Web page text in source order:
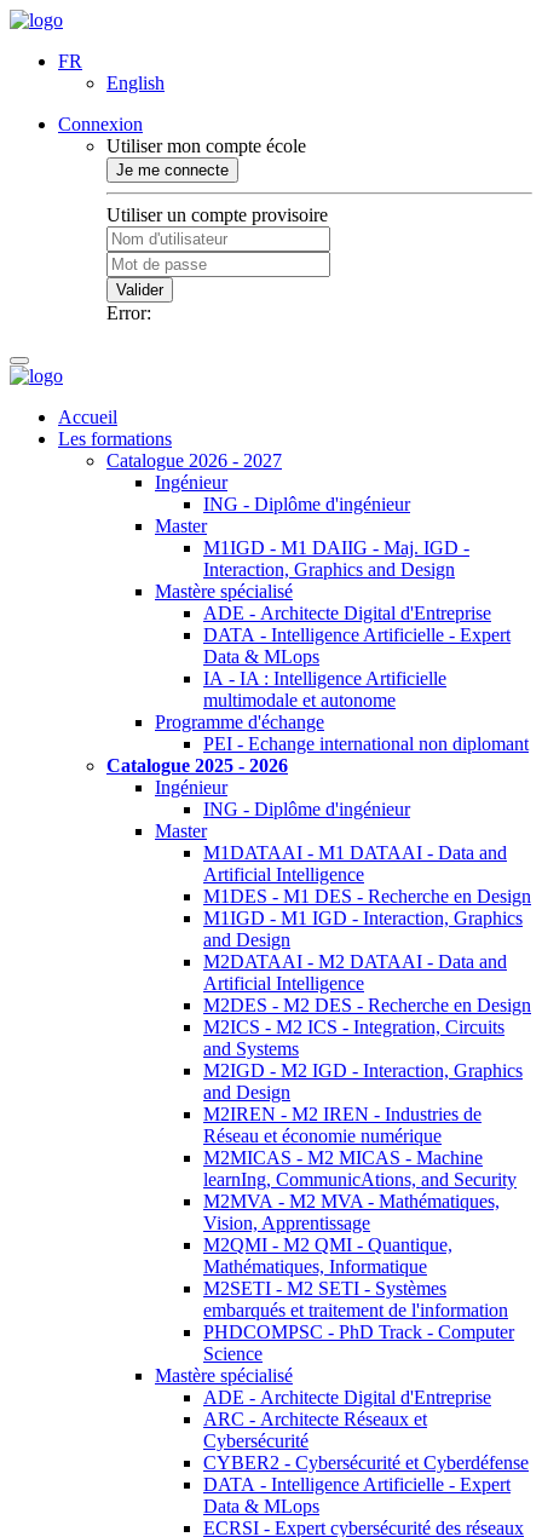
FR
English
Connexion
Utiliser mon compte école
Je me connecte
Utiliser un compte provisoire
Valider
Error:
Accueil
Les formations
Catalogue 2026 - 2027
Ingénieur
ING - Diplôme d'ingénieur
Master
M1IGD - M1 DAIIG - Maj. IGD -
Interaction, Graphics and Design
Mastère spécialisé
ADE - Architecte Digital d'Entreprise
DATA - Intelligence Artificielle - Expert
Data & MLops
IA - IA : Intelligence Artificielle
multimodale et autonome
Programme d'échange
PEI - Echange international non diplomant
Catalogue 2025 - 2026
Ingénieur
ING - Diplôme d'ingénieur
Master
M1DATAAI - M1 DATAAI - Data and
Artificial Intelligence
M1DES - M1 DES - Recherche en Design
M1IGD - M1 IGD - Interaction, Graphics
and Design
M2DATAAI - M2 DATAAI - Data and
Artificial Intelligence
M2DES - M2 DES - Recherche en Design
M2ICS - M2 ICS - Integration, Circuits
and Systems
M2IGD - M2 IGD - Interaction, Graphics
and Design
M2IREN - M2 IREN - Industries de
Réseau et économie numérique
M2MICAS - M2 MICAS - Machine
learnIng, CommunicAtions, and Security
M2MVA - M2 MVA - Mathématiques,
Vision, Apprentissage
M2QMI - M2 QMI - Quantique,
Mathématiques, Informatique
M2SETI - M2 SETI - Systèmes
embarqués et traitement de l'information
PHDCOMPSC - PhD Track - Computer
Science
Mastère spécialisé
ADE - Architecte Digital d'Entreprise
ARC - Architecte Réseaux et
Cybersécurité
CYBER2 - Cybersécurité et Cyberdéfense
DATA - Intelligence Artificielle - Expert
Data & MLops
ECRSI - Expert cybersécurité des réseaux